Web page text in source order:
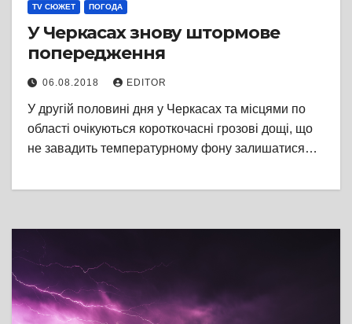
TV СЮЖЕТ ПОГОДА
У Черкасах знову штормове
попередження
06.08.2018 EDITOR
У другій половині дня у Черкасах та місцями по
області очікуються короткочасні грозові дощі, що
не завадить температурному фону залишатися…